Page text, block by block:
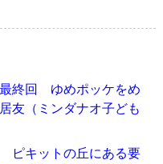
終回 ゆめポッケをめ
（ミンダナオ子ども
ピキットの丘にある要